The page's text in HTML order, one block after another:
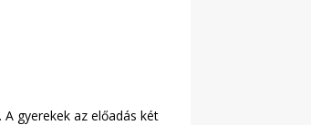
gyerekek az előadás két